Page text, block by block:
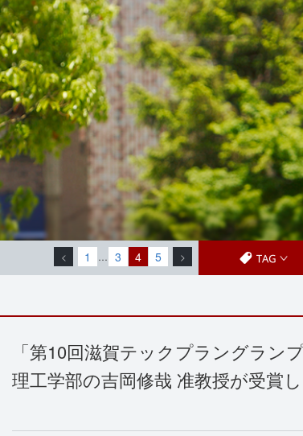
< 1 … 3 4 5 >
「第10回滋賀テックプラングラン
理工学部の吉岡修哉 准教授が受賞